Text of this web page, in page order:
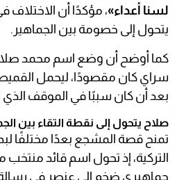
لسنا أعداء»، مؤكدًا أن الاختلاف
يتحول إلى خصومة بين الجماهير.
كما أوضح أن وضع اسم محمد
سراي كان مقصودًا، ليحمل
بعد أن كان سببًا في الموقف
صلاح يتحول إلى نقطة التقاء بين
تمنح قصة المشجع بعدًا مختلفًا
التركية، إذ تحول اسم قائد
جماهيري ضخم إلى عنصر في